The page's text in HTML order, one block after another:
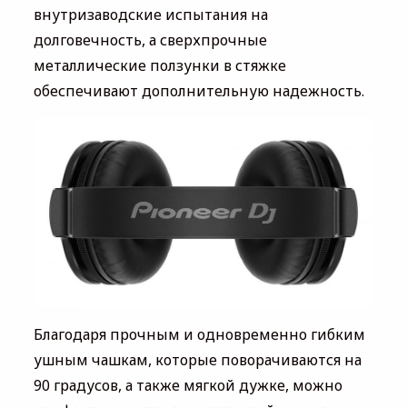
внутризаводские испытания на
долговечность, а сверхпрочные
металлические ползунки в стяжке
обеспечивают дополнительную надежность.
Благодаря прочным и одновременно гибким
ушным чашкам, которые поворачиваются на
90 градусов, а также мягкой дужке, можно